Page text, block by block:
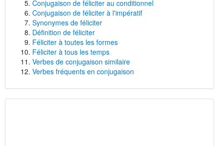
Conjugaison de féliciter au conditionnel
Conjugaison de féliciter à l'impératif
Synonymes de féliciter
Définition de féliciter
Féliciter à toutes les formes
Féliciter à tous les temps
Verbes de conjugaison similaire
Verbes fréquents en conjugaison